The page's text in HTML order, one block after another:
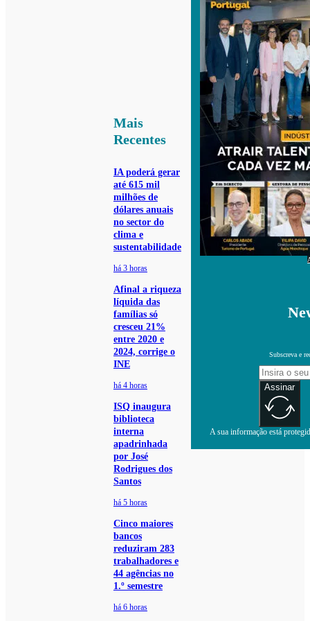
Mais
Recentes
IA poderá gerar
até 615 mil
milhões de
dólares anuais
no sector do
clima e
sustentabilidade
há 3 horas
Afinal a riqueza
líquida das
famílias só
cresceu 21%
entre 2020 e
2024, corrige o
INE
há 4 horas
ISQ inaugura
biblioteca
interna
apadrinhada
por José
Rodrigues dos
Santos
há 5 horas
Cinco maiores
bancos
reduziram 283
trabalhadores e
44 agências no
1.º semestre
há 6 horas
Subscreva e
Assinar
A sua informação está